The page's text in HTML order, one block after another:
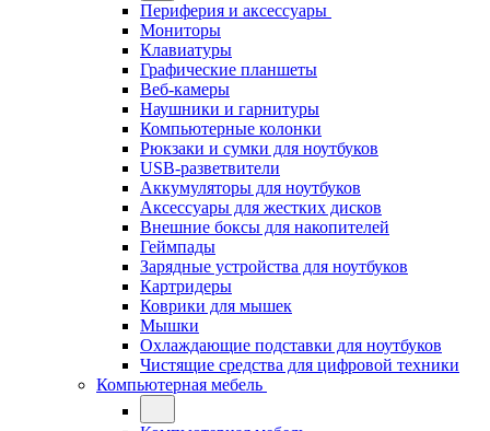
Периферия и аксессуары
Мониторы
Клавиатуры
Графические планшеты
Веб-камеры
Наушники и гарнитуры
Компьютерные колонки
Рюкзаки и сумки для ноутбуков
USB-разветвители
Аккумуляторы для ноутбуков
Аксессуары для жестких дисков
Внешние боксы для накопителей
Геймпады
Зарядные устройства для ноутбуков
Картридеры
Коврики для мышек
Мышки
Охлаждающие подставки для ноутбуков
Чистящие средства для цифровой техники
Компьютерная мебель